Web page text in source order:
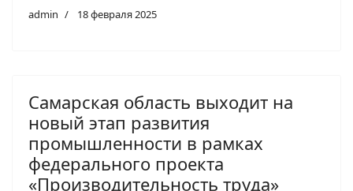
admin 18 февраля 2025
Самарская область выходит на
новый этап развития
промышленности в рамках
федерального проекта
«Производительность труда»